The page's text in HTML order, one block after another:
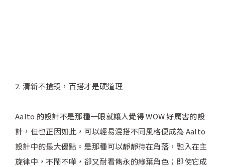
2. 清新不搶鏡，百搭才是硬道理
Aalto 的設計不是那種一眼就讓人覺得 WOW 好厲害的設
計，但也正因如此，可以輕易混搭不同風格便成為 Aalto
設計中的最大優點。是那種可以靜靜待在角落，融入在主
旋律中，不鬧不嘩，卻又耐看雋永的綠葉角色；即使它成